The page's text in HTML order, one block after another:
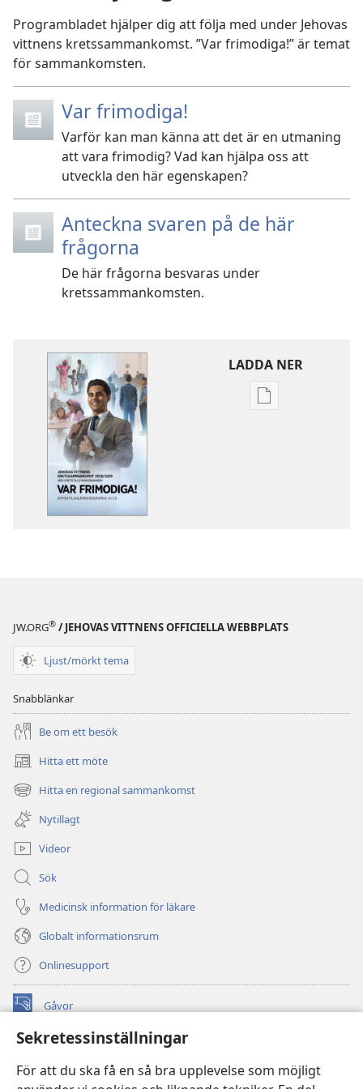
Sekretessinställningar
För att du ska få en så bra upplevelse som möjligt
Programbladet hjälper dig att följa med under Jehovas
vittnens kretssammankomst. ”Var frimodiga!” är temat
för sammankomsten.
Var frimodiga!
Varför kan man känna att det är en utmaning
att vara frimodig? Vad kan hjälpa oss att
utveckla den här egenskapen?
Anteckna svaren på de här
frågorna
De här frågorna besvaras under
kretssammankomsten.
LADDA NER
Valmöjligheter
JW.ORG® / JEHOVAS VITTNENS OFFICIELLA WEBBPLATS
Ljust/mörkt tema
Snabblänkar
Be om ett besök
Hitta ett möte
(öppnar
nytt
fönster)
Hitta en regional sammankomst
(öppnar
nytt
fönster)
Nytillagt
Videor
Sök
Medicinsk information för läkare
Globalt informationsrum
Onlinesupport
Gåvor
(öppnar
fönster) Watchtower ONLINE LIBRARY™
nytt
®